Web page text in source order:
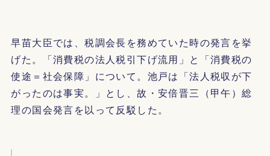
早苗大臣では、税調会長を務めていた時の発言を挙
げた。「消費税の法人税引下げ流用」と「消費税の
使途＝社会保障」について。池戸は「法人税収が下
がったのは事実。」とし、故・安倍晋三（甲午）総
理の国会発言を以って反駁した。